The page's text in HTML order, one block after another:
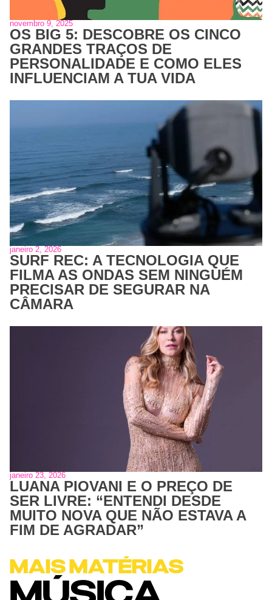
novembro 9, 2025
OS BIG 5: DESCOBRE OS CINCO
GRANDES TRAÇOS DE
PERSONALIDADE E COMO ELES
INFLUENCIAM A TUA VIDA
janeiro 2, 2026
SURF REC: A TECNOLOGIA QUE
FILMA AS ONDAS SEM NINGUÉM
PRECISAR DE SEGURAR NA
CÂMARA
janeiro 23, 2026
LUANA PIOVANI E O PREÇO DE
SER LIVRE: “ENTENDI DESDE
MUITO NOVA QUE NÃO ESTAVA A
FIM DE AGRADAR”
MAIS MATÉRIAS